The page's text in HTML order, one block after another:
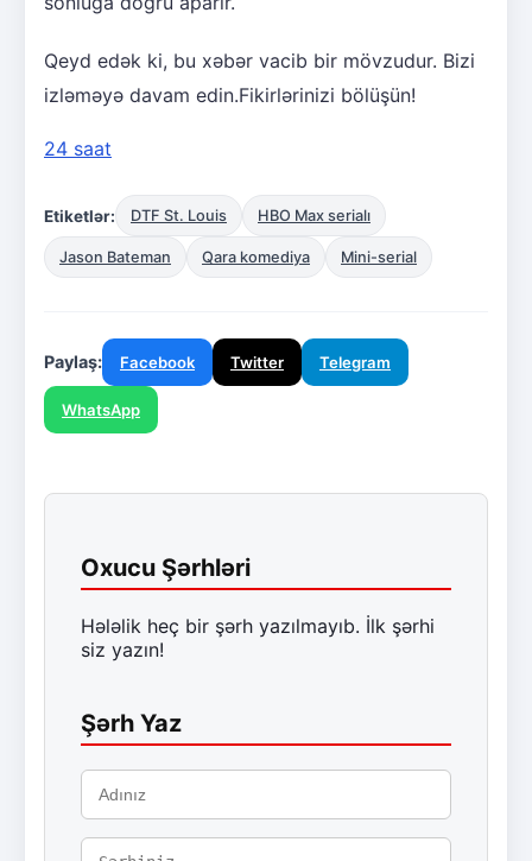
Qeyd edək ki, bu xəbər vacib bir mövzudur. Bizi
izləməyə davam edin.Fikirlərinizi bölüşün!
24 saat
Etiketlər: DTF St. Louis HBO Max serialı
Jason Bateman Qara komediya Mini-serial
Paylaş: Facebook Twitter Telegram
WhatsApp
Oxucu Şərhləri
Hələlik heç bir şərh yazılmayıb. İlk şərhi
siz yazın!
Şərh Yaz